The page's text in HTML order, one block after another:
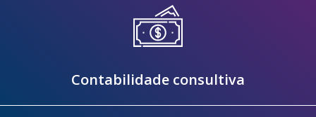
Contabilidade consultiva